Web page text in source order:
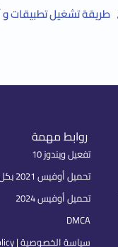
طريقة تشغيل تطبيقات و
روابط مهمة
تفعيل ويندوز 10
تحميل أوفيس 2021 بكل اللغات
تحميل أوفيس 2024
DMCA
سياسة الخصوصية | Privacy Policy